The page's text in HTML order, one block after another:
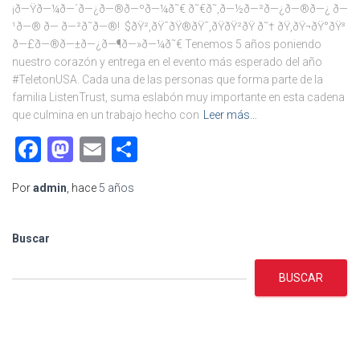
¡ð—Ÿð—¼ð—´ð—¿ð—®ð—ºð—¼ð˜€ ð˜€ð˜‚ð—½ð—²ð—¿ð—®ð—¿ ð—
¹ð—® ð— ð—²ð˜ð—®! $ðŸ²,ðŸ¯ðŸ®ðŸ¯,ðŸ­ðŸ²ðŸ­ ð˜† ðŸ­,ðŸ¬ðŸ°ðŸ³
ð—£ð—®ð—±ð—¿ð—¶ð—»ð—¼ð˜€ Tenemos 5 años poniendo
nuestro corazón y entrega en el evento más esperado del año
#TeletonUSA. Cada una de las personas que forma parte de la
familia ListenTrust, suma eslabón muy importante en esta cadena
que culmina en un trabajo hecho con Leer más…
Facebook
Mastodon
Email
Poradmin, hace 5 años
Buscar
BUSCAR